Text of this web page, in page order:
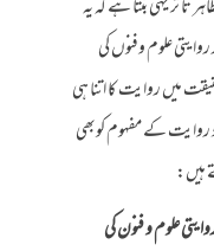
ثر یہی بنتا ہے کہ یہ
علوم وفنوں کی
میں روایت کا اتنا ہی
روایت کے مفہوم کوبھی
ہیں:
علوم و فنون کی